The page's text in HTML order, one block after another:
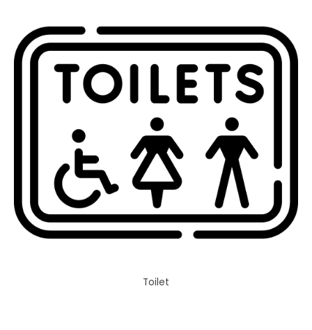
Toilet